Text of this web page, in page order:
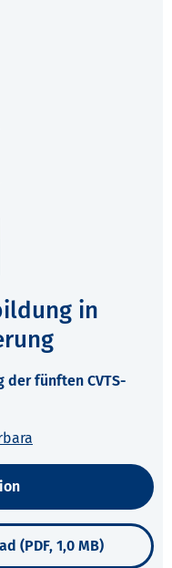
in
der fünften CVTS-
(PDF, 1,0 MB)